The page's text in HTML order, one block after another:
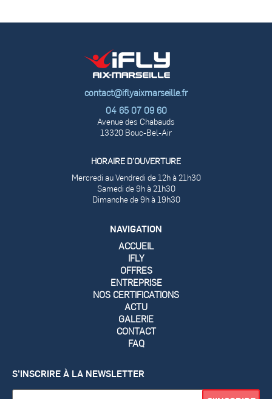
contact@iflyaixmarseille.fr
04 65 07 09 60
Avenue des Chabauds
13320 Bouc-Bel-Air
HORAIRE D’OUVERTURE
Mercredi au Vendredi de 12h à 21h30
Samedi de 9h à 21h30
Dimanche de 9h à 19h30
NAVIGATION
ACCUEIL
IFLY
OFFRES
ENTREPRISE
NOS CERTIFICATIONS
ACTU
GALERIE
CONTACT
FAQ
S’INSCRIRE À LA NEWSLETTER